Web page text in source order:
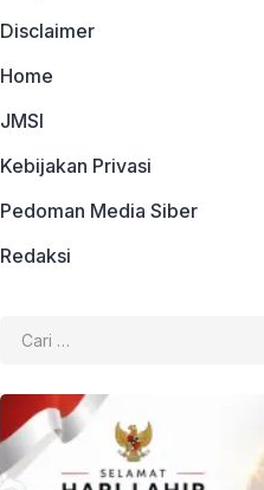
Disclaimer
Home
JMSI
Kebijakan Privasi
Pedoman Media Siber
Redaksi
untuk: